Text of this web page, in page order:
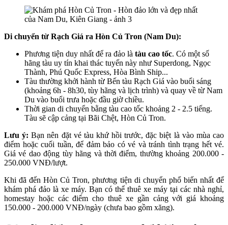
Di chuyển từ Rạch Giá ra Hòn Củ Tron (Nam Du):
Phương tiện duy nhất để ra đảo là tàu cao tốc. Có một số
hãng tàu uy tín khai thác tuyến này như Superdong, Ngọc
Thành, Phú Quốc Express, Hòa Bình Ship...
Tàu thường khởi hành từ Bến tàu Rạch Giá vào buổi sáng
(khoảng 6h - 8h30, tùy hãng và lịch trình) và quay về từ Nam
Du vào buổi trưa hoặc đầu giờ chiều.
Thời gian di chuyển bằng tàu cao tốc khoảng 2 - 2.5 tiếng.
Tàu sẽ cập cảng tại Bãi Chệt, Hòn Củ Tron.
Lưu ý: Bạn nên đặt vé tàu khứ hồi trước, đặc biệt là vào mùa cao
điểm hoặc cuối tuần, để đảm bảo có vé và tránh tình trạng hết vé.
Giá vé dao động tùy hãng và thời điểm, thường khoảng 200.000 -
250.000 VNĐ/lượt.
Khi đã đến Hòn Củ Tron, phương tiện di chuyển phổ biến nhất để
khám phá đảo là xe máy. Bạn có thể thuê xe máy tại các nhà nghỉ,
homestay hoặc các điểm cho thuê xe gần cảng với giá khoảng
150.000 - 200.000 VNĐ/ngày (chưa bao gồm xăng).